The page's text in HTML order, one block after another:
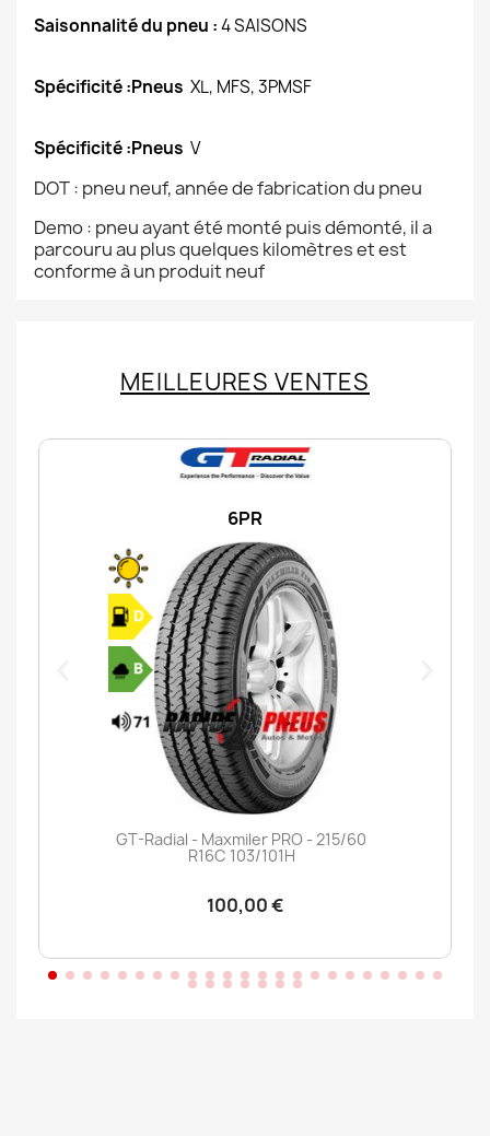
Saisonnalité du pneu :4 SAISONS
Spécificité :Pneus XL, MFS, 3PMSF
Spécificité :Pneus V
DOT : pneu neuf, année de fabrication du pneu
Demo : pneu ayant été monté puis démonté, il a
parcouru au plus quelques kilomètres et est
conforme à un produit neuf
MEILLEURES VENTES
6PR
GT-Radial - Maxmiler PRO - 215/60
R16C 103/101H
100,00 €